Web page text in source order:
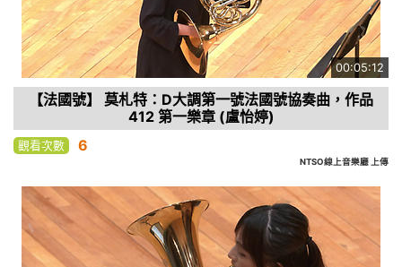
00:05:12
【法國號】 莫札特：D大調第一號法國號協奏曲，作品
412 第一樂章 (盧怡婷)
觀看次數 6
NTSO線上音樂廳 上傳